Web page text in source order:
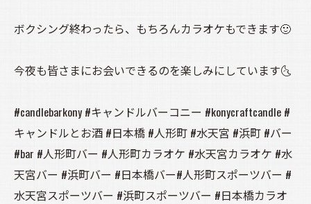
ボクシング終わったら、もちろんカラオケもできます🙂
今夜も皆さまにお会いできるのを楽しみにしています🌜️
#candlebarkony #キャンドルバーコニー #konycraftcandle #
キャンドルとお酒 #日本橋 #人形町 #水天宮 #浜町 #バー
#bar #人形町バー #人形町カラオケ #水天宮カラオケ #水
天宮バー #浜町バー #日本橋バー#人形町スポーツバー #
水天宮スポーツバー #浜町スポーツバー #日本橋カラオ